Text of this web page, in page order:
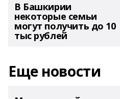
В Башкирии
некоторые семьи
могут получить до 10
тыс рублей
Еще новости